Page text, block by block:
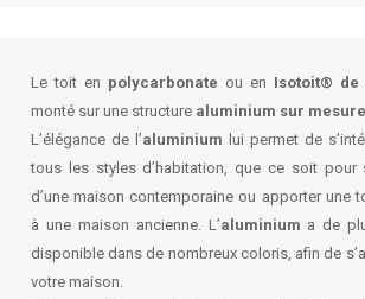
Le toit en polycarbonate ou en Isotoit® de
monté sur une structure aluminium sur mesure
L’élégance de l’aluminium lui permet de
tous les styles d’habitation, que ce soit pour
d’une maison contemporaine ou apporter une
à une maison ancienne. L’aluminium a de
disponible dans de nombreux coloris, afin de
votre maison.